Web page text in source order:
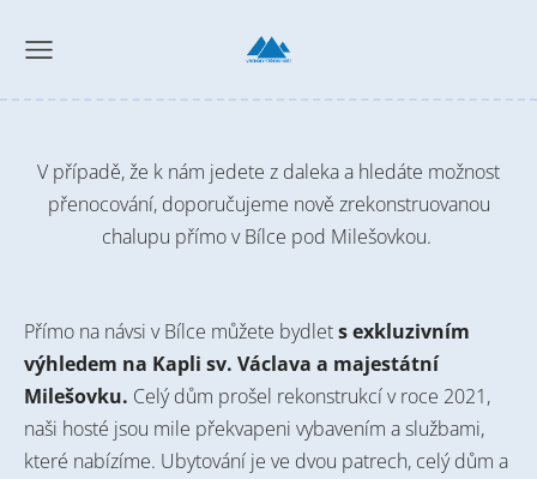
V případě, že k nám jedete z daleka a hledáte možnost
přenocování, doporučujeme nově zrekonstruovanou
chalupu přímo v Bílce pod Milešovkou.
Přímo na návsi v Bílce můžete bydlets exkluzivním
výhledem na Kapli sv. Václava a majestátní
Milešovku. Celý dům prošel rekonstrukcí v roce 2021,
naši hosté jsou mile překvapeni vybavením a službami,
které nabízíme. Ubytování je ve dvou patrech, celý dům a